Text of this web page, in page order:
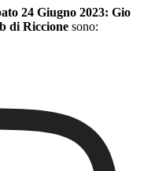
24 Giugno 2023: Gio
di Riccione sono: